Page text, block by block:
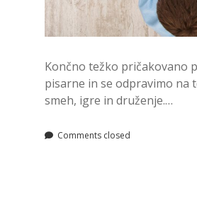
Končno težko pričakovano
pisarne in se odpravimo na
smeh, igre in druženje.…
Comments closed